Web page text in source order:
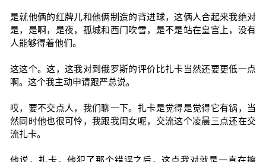
是就他俩的红牌儿和他俩制造的背进球，这俩人合起来我绝对
是，是啊，是夜，孤城和西门吹雪，是不是站在皇宫上，没有
人能够得着他们。
这这个。这，这我对到俄罗斯的评价比扎卡当然还要更低一点
啊。这个我主动申请跟严总说。
哎，要不交点人，我们聊一下。扎卡是觉得是觉得它有锅，当
然同时他也很可怜，我跟我闺女呢，交流这个凌晨三点还在交
流扎卡。
他说，扎卡，他犯了那个错误之后，这点我对就是一直在擦